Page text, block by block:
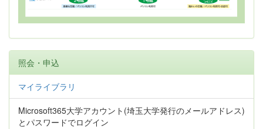
照会・申込
マイライブラリ
Microsoft365大学アカウント(埼玉大学発行のメールアドレス)
とパスワードでログイン